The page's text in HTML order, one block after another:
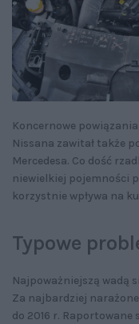
Koncernowe
Nissana zawitał także
Mercedesa. Co dość
niewielkiej pojemności
korzystnie wpływa na
Typowe
Najpoważniejszą wadą
Za najbardziej
do 2016 r.